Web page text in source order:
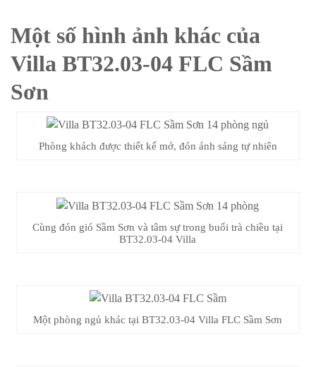
Một số hình ảnh khác của
Villa BT32.03-04 FLC Sầm
Sơn
Phòng khách được thiết kế mở, đón ánh sáng tự nhiên
Cùng đón gió Sầm Sơn và tâm sự trong buổi trà chiều tại
BT32.03-04 Villa
Một phòng ngủ khác tại BT32.03-04 Villa FLC Sầm Sơn